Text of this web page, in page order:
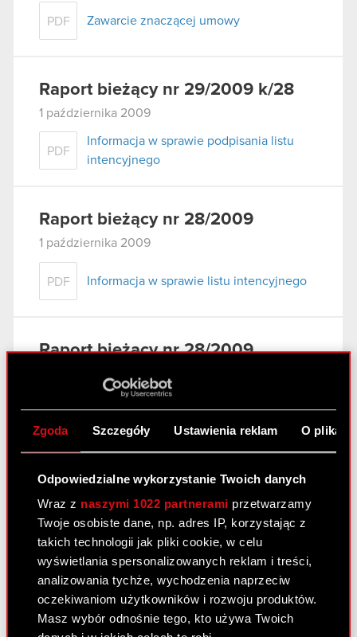
Zgoda Szczegóły Ustawienia reklam O
Odpowiedzialne wykorzystanie Twoich danych
Wraz z naszymi 1022 partnerami przetwarzamy
Twoje osobiste dane, np. adres IP, korzystając z
takich technologii jak pliki cookie, w celu
wyświetlania spersonalizowanych reklam i treści,
analizowania tychże, wychodzenia naprzeciw
oczekiwaniom użytkowników i rozwoju produktów.
Masz wybór odnośnie tego, kto używa Twoich
PDF Zawarcie znaczącej umowy
Raport bieżący nr 29/2009 k/28
1 października 2009
PDF
Informacja w sprawie podpisania listu
intencyjnego
Raport bieżący nr 28/2009
1 października 2009
PDF Informacja w sprawie listu intencyjnego
Raport bieżący nr 28/2009
PDF Informacja w sprawie listu intencyjnego
Raport bieżący nr 27/2009
17 września 2009
PDF Informacja w sprawie listu intencyjnego
Raport bieżący nr 26/2009
17 września 2009